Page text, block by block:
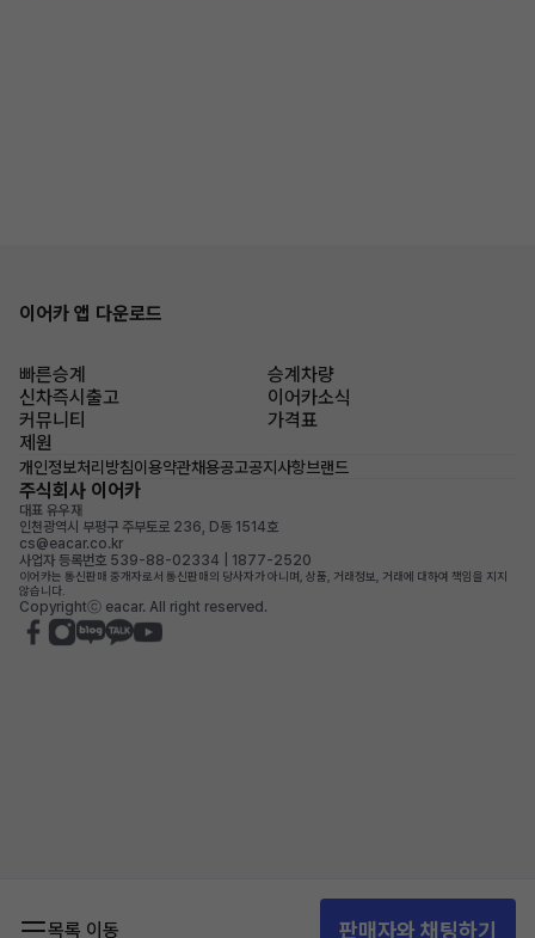
목록 이동 판매자와 채팅하기
이어카 앱 다운로드
빠른승계
승계차량
신차즉시출고
이어카소식
커뮤니티
가격표
제원
개인정보처리방침이용약관채용공고공지사항브랜드
주식회사 이어카
대표 유우재
인천광역시 부평구 주부토로 236, D동 1514호
cs@eacar.co.kr
사업자 등록번호 539-88-02334 | 1877-2520
이어카는 통신판매 중개자로서 통신판매의 당사자가 아니며, 상품, 거래정보, 거래에 대하여 책임을 지지
않습니다.
Copyrightⓒ eacar. All right reserved.